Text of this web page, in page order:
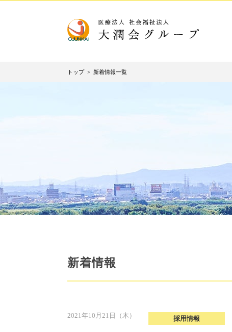
トップ > 新着情報一覧
新着情報
2021年10月21日（木） 採用情報